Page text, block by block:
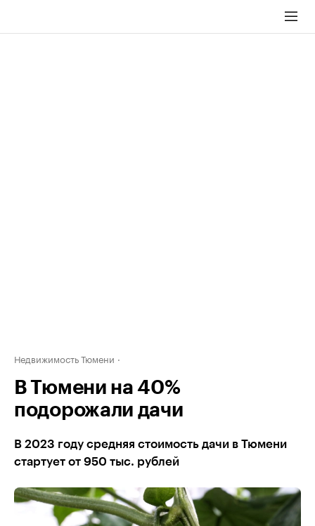
Недвижимость Тюмени
В Тюмени на 40%
подорожали дачи
В 2023 году средняя стоимость дачи в Тюмени
стартует от 950 тыс. рублей